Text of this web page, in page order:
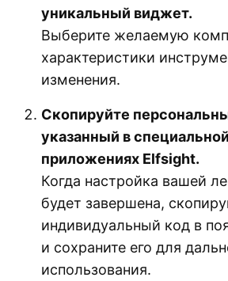
уникальный виджет.
Выберите желаемую
характеристики
изменения.
Скопируйте
указанный в
приложениях Elfsight.
Когда настройка вашей
будет завершена,
индивидуальный код в
и сохраните его для
использования.